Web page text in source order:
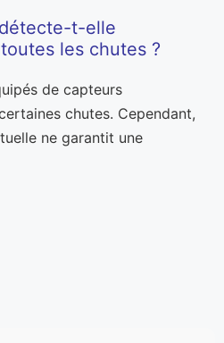
t-elle
les chutes ?
de capteurs
chutes. Cependant,
ne garantit une